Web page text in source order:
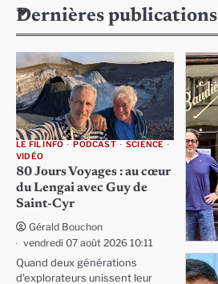
Dernières publications
LE FIL INFO PODCAST
SCIENCE
VIDÉO
80 Jours Voyages : au cœur
du Lengai avec Guy de
Saint-Cyr
Gérald Bouchon
vendredi 07 août 2026 10:11
Quand deux générations
d'explorateurs unissent leur